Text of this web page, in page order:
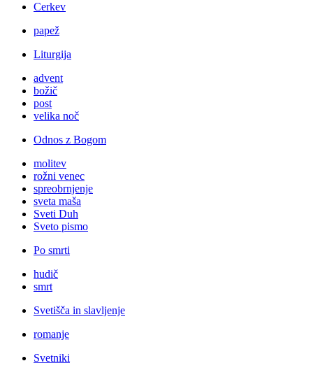
Cerkev
papež
Liturgija
advent
božič
post
velika noč
Odnos z Bogom
molitev
rožni venec
spreobrnjenje
sveta maša
Sveti Duh
Sveto pismo
Po smrti
hudič
smrt
Svetišča in slavljenje
romanje
Svetniki